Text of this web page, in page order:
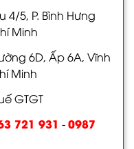
4/5, P. Bình Hưng
Minh
6D, Ấp 6A, Vĩnh
Minh
GTGT
721 931 -0987